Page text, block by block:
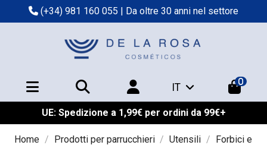
(+34) 981 160 055 | Da oltre 30 anni nel settore
IT 0
UE: Spedizione a 1,99€ per ordini da 99€+
Home Prodotti per parrucchieri Utensili
Forbici e